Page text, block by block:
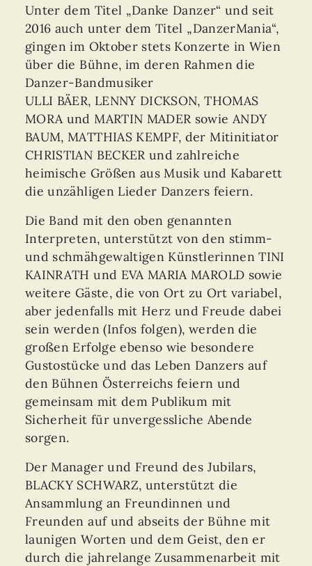
Unter dem Titel „Danke Danzer“ und seit
2016 auch unter dem Titel „DanzerMania“,
gingen im Oktober stets Konzerte in Wien
über die Bühne, im deren Rahmen die
Danzer-Bandmusiker
ULLI BÄER, LENNY DICKSON, THOMAS
MORA und MARTIN MADER sowie ANDY
BAUM, MATTHIAS KEMPF, der Mitinitiator
CHRISTIAN BECKER und zahlreiche
heimische Größen aus Musik und Kabarett
die unzähligen Lieder Danzers feiern.
Die Band mit den oben genannten
Interpreten, unterstützt von den stimm-
und schmähgewaltigen Künstlerinnen TINI
KAINRATH und EVA MARIA MAROLD sowie
weitere Gäste, die von Ort zu Ort variabel,
aber jedenfalls mit Herz und Freude dabei
sein werden (Infos folgen), werden die
großen Erfolge ebenso wie besondere
Gustostücke und das Leben Danzers auf
den Bühnen Österreichs feiern und
gemeinsam mit dem Publikum mit
Sicherheit für unvergessliche Abende
sorgen.
Der Manager und Freund des Jubilars,
BLACKY SCHWARZ, unterstützt die
Ansammlung an Freundinnen und
Freunden auf und abseits der Bühne mit
launigen Worten und dem Geist, den er
durch die jahrelange Zusammenarbeit mit